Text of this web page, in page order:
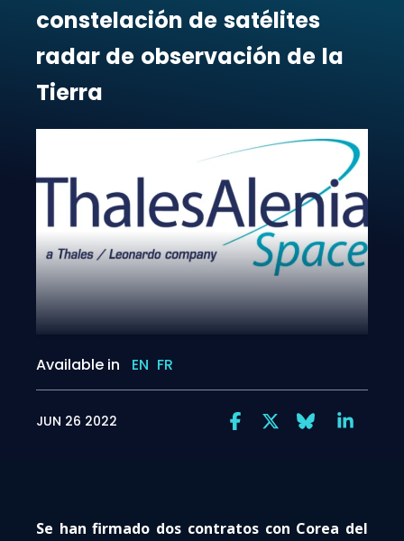
constelación de satélites
radar de observación de la
Tierra
Available in EN FR
JUN 26 2022
Se han firmado dos contratos con Corea del